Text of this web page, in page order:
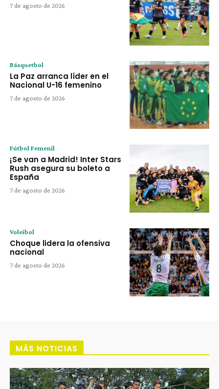
7 de agosto de 2026
Básquetbol
La Paz arranca líder en el
Nacional U-16 femenino
7 de agosto de 2026
Fútbol Femenil
¡Se van a Madrid! Inter Stars
Rush asegura su boleto a
España
7 de agosto de 2026
Voleibol
Choque lidera la ofensiva
nacional
7 de agosto de 2026
MÁS NOTICIAS